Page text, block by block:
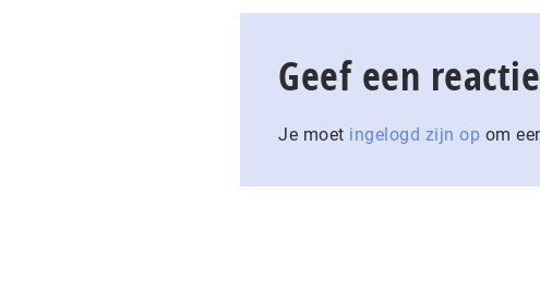
Geef een reactie
Je moet ingelogd zijn op om